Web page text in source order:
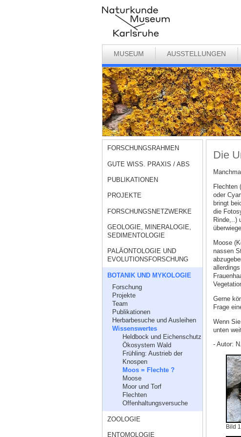
MUSEUM AUSSTELLUNGEN
FORSCHUNGSRAHMEN
GUTE WISS. PRAXIS / ABS
PUBLIKATIONEN
PROJEKTE
FORSCHUNGSNETZWERKE
GEOLOGIE, MINERALOGIE,
SEDIMENTOLOGIE
PALÄONTOLOGIE UND
EVOLUTIONSFORSCHUNG
BOTANIK UND MYKOLOGIE
Forschung
Projekte
Team
Publikationen
Herbarbesuche und Ausleihen
Wissenswertes
Heldbock und Eichenschutz
Ökosystem Wald
Frühling: Austrieb der
Knospen
Moos = Flechte ?
Moose
Moor und Torf
Flechten
Offenhaltungsversuche
ZOOLOGIE
ENTOMOLOGIE
Die
Flechten
oder
bringt
die
Rinde,..)
Moose
nassen
Gerne
Frage
Wenn
unten
- Autor:
Bild